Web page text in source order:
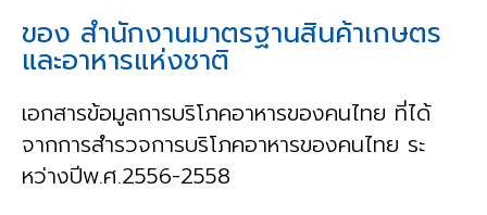
ของ สำนักงานมาตรฐานสินค้าเกษตร
และอาหารแห่งชาติ
เอกสารข้อมูลการบริโภคอาหารของคนไทย ที่ได้
จากการสำรวจการบริโภคอาหารของคนไทย ระ
หว่างปีพ.ศ.2556-2558